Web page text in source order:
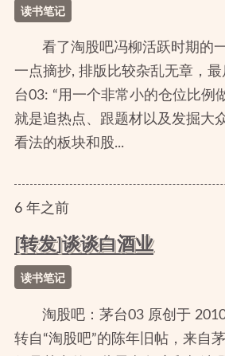
读书笔记
看了淘股吧冯柳活跃时期的
一点摘抄, 排版比较杂乱无章，
台03: “用一个非常小的仓位比例
就是追热点、跟题材以及发掘大
看法的板块和股...
6年之前
[转发]谈谈白酒业
读书笔记
淘股吧：茅台03 原创于
转自“淘股吧”的陈年旧帖，来自